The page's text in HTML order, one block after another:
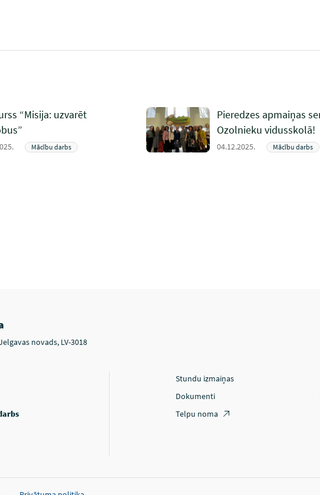
“Misija: uzvarēt
Mācību darbs
Pieredzes apmaiņas
Ozolnieku vidusskolā!
04.12.2025. Mācību darbs
novads, LV-3018
Stundu izmaiņas
Dokumenti
Telpu noma